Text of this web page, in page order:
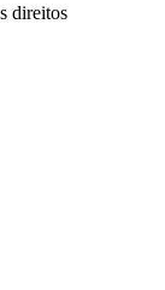
direitos